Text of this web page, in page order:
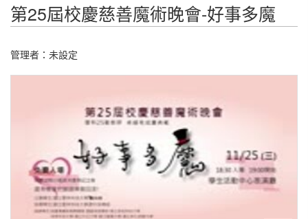
第25屆校慶慈善魔術晚會-好事多魔
管理者：未設定